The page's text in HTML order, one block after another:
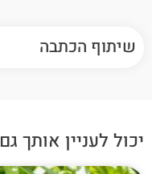
שיתוף הכתבה
יכול לעניין אותך גם